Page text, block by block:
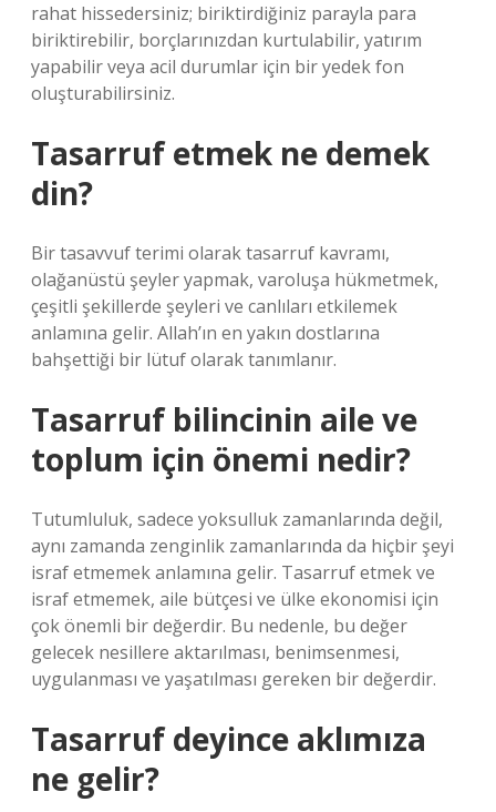
rahat hissedersiniz; biriktirdiğiniz parayla para
biriktirebilir, borçlarınızdan kurtulabilir, yatırım
yapabilir veya acil durumlar için bir yedek fon
oluşturabilirsiniz.
Tasarruf etmek ne demek
din?
Bir tasavvuf terimi olarak tasarruf kavramı,
olağanüstü şeyler yapmak, varoluşa hükmetmek,
çeşitli şekillerde şeyleri ve canlıları etkilemek
anlamına gelir. Allah’ın en yakın dostlarına
bahşettiği bir lütuf olarak tanımlanır.
Tasarruf bilincinin aile ve
toplum için önemi nedir?
Tutumluluk, sadece yoksulluk zamanlarında değil,
aynı zamanda zenginlik zamanlarında da hiçbir şeyi
israf etmemek anlamına gelir. Tasarruf etmek ve
israf etmemek, aile bütçesi ve ülke ekonomisi için
çok önemli bir değerdir. Bu nedenle, bu değer
gelecek nesillere aktarılması, benimsenmesi,
uygulanması ve yaşatılması gereken bir değerdir.
Tasarruf deyince aklımıza
ne gelir?